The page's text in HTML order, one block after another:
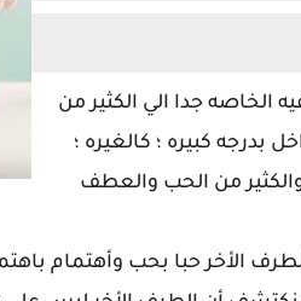
الخاصه جدا الي الكثير من
بدرجه كبيره ؛ كالغيره ؛
والكثير من الحب والعطف
الطرف الأخر حبا بحب وأهتمام